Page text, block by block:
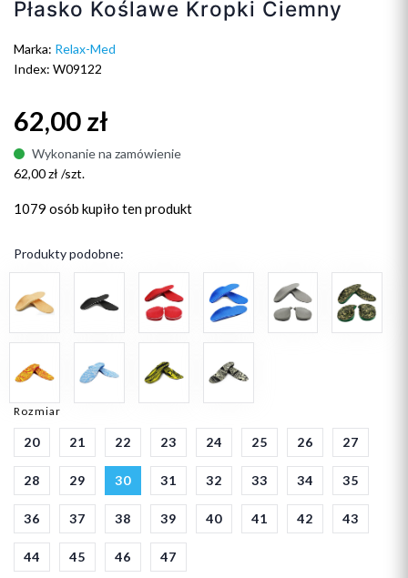
Płasko Koślawe Kropki Ciemny
Marka: Relax-Med
Index: W09122
62,00 zł
Wykonanie na zamówienie
62,00 zł /szt.
1079 osób kupiło ten produkt
Produkty podobne:
Rozmiar
20 21 22 23 24 25 26 27
28 29 30 31 32 33 34 35
36 37 38 39 40 41 42 43
44 45 46 47